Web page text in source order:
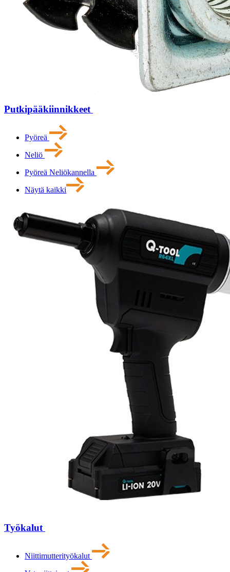
Putkipääkiinnikkeet
Pyöreä
Neliö
Pyöreä Neliökannella
Näytä kaikki
Työkalut
Niittimutterityökalut